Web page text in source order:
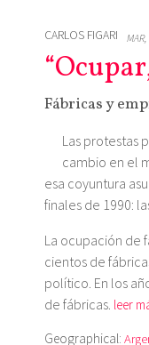
CARLOS FIGARI
Fábricas y
Las protestas
cambio en el
esa coyuntura
finales de 1990:
La ocupación de
cientos de
político. En los
de fábricas. leer
Geographical: